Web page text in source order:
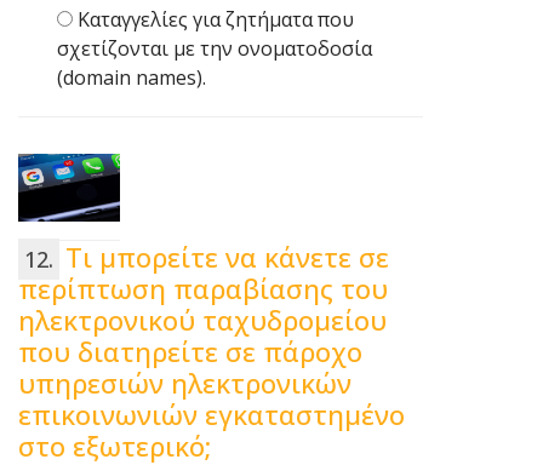
Καταγγελίες για ζητήματα που
σχετίζονται με την ονοματοδοσία
(domain names).
Τι μπορείτε να κάνετε σε
περίπτωση παραβίασης του
ηλεκτρονικού ταχυδρομείου
που διατηρείτε σε πάροχο
υπηρεσιών ηλεκτρονικών
επικοινωνιών εγκαταστημένο
στο εξωτερικό;